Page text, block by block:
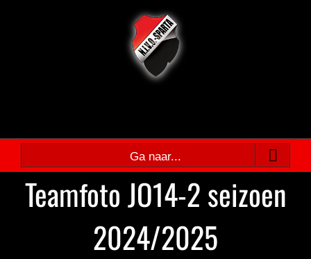
naar
inhoud
Ga naar...
Teamfoto JO14-2 seizoen
2024/2025